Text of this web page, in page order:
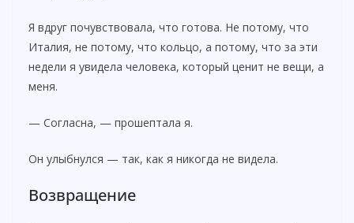
Я вдруг почувствовала, что готова. Не потому, что
Италия, не потому, что кольцо, а потому, что за эти
недели я увидела человека, который ценит не вещи, а
меня.
— Согласна, — прошептала я.
Он улыбнулся — так, как я никогда не видела.
Возвращение